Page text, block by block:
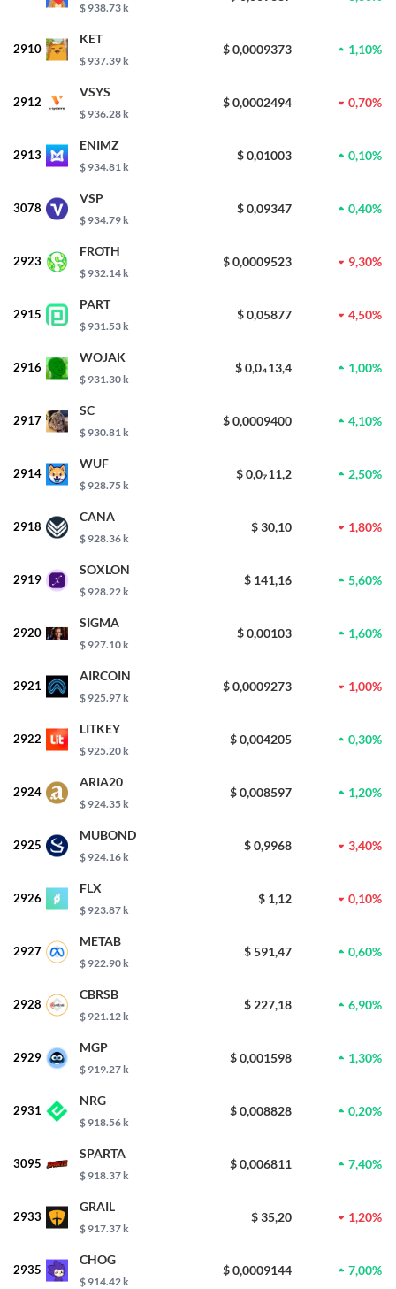
$ 938.73 k
2910
KET
$ 937.39 k
$ 0,0009373 1,10%
2912
VSYS
$ 936.28 k
$ 0,0002494 0,70%
2913
ENIMZ
$ 934.81 k
$ 0,01003 0,10%
3078
VSP
$ 934.79 k
$ 0,09347 0,40%
2923
FROTH
$ 932.14 k
$ 0,0009523 9,30%
2915
PART
$ 931.53 k
$ 0,05877 4,50%
2916
WOJAK
$ 931.30 k
$ 0,0₄13,4 1,00%
2917
SC
$ 930.81 k
$ 0,0009400 4,10%
2914
WUF
$ 928.75 k
$ 0,0₇11,2 2,50%
2918
CANA
$ 928.36 k
$ 30,10 1,80%
2919
SOXLON
$ 928.22 k
$ 141,16 5,60%
2920
SIGMA
$ 927.10 k
$ 0,00103 1,60%
2921
AIRCOIN
$ 925.97 k
$ 0,0009273 1,00%
2922
LITKEY
$ 925.20 k
$ 0,004205 0,30%
2924
ARIA20
$ 924.35 k
$ 0,008597 1,20%
2925
MUBOND
$ 924.16 k
$ 0,9968 3,40%
2926
FLX
$ 923.87 k
$ 1,12 0,10%
2927
METAB
$ 922.90 k
$ 591,47 0,60%
2928
CBRSB
$ 921.12 k
$ 227,18 6,90%
2929
MGP
$ 919.27 k
$ 0,001598 1,30%
2931
NRG
$ 918.56 k
$ 0,008828 0,20%
3095
SPARTA
$ 918.37 k
$ 0,006811 7,40%
2933
GRAIL
$ 917.37 k
$ 35,20 1,20%
2935
CHOG
$ 914.42 k
$ 0,0009144 7,00%